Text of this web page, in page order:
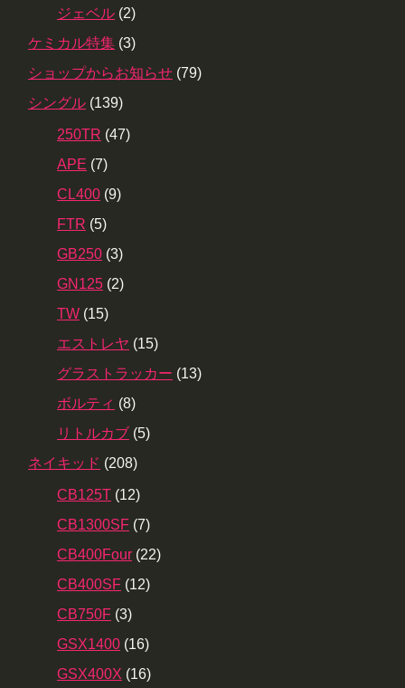
ジェベル (2)
ケミカル特集 (3)
ショップからお知らせ (79)
シングル (139)
250TR (47)
APE (7)
CL400 (9)
FTR (5)
GB250 (3)
GN125 (2)
TW (15)
エストレヤ (15)
グラストラッカー (13)
ボルティ (8)
リトルカブ (5)
ネイキッド (208)
CB125T (12)
CB1300SF (7)
CB400Four (22)
CB400SF (12)
CB750F (3)
GSX1400 (16)
GSX400X (16)